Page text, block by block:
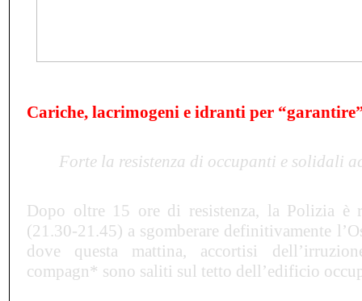
Cariche, lacrimogeni e idranti per
Forte la resistenza di occupanti e solidali
Dopo oltre 15 ore di resistenza, la Polizia è
(21.30-21.45) a sgomberare definitivamente
dove questa mattina, accortisi dell’
compagn* sono saliti sul tetto dell’edificio